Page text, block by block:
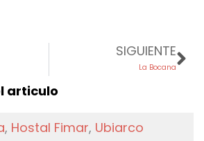
SIGUIENTE
La Bocana
articulo
, Hostal Fimar, Ubiarco